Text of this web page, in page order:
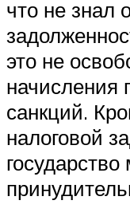
что не
это не
санкций.
налоговой